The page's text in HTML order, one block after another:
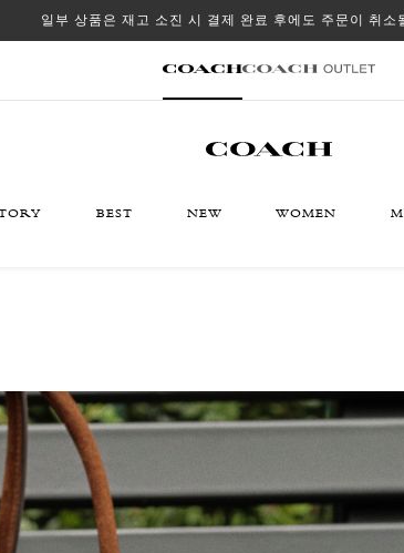
일부 상품은 재고 소진 시 결제 완료 후에도 주문이 취소
BEST NEW WOMEN